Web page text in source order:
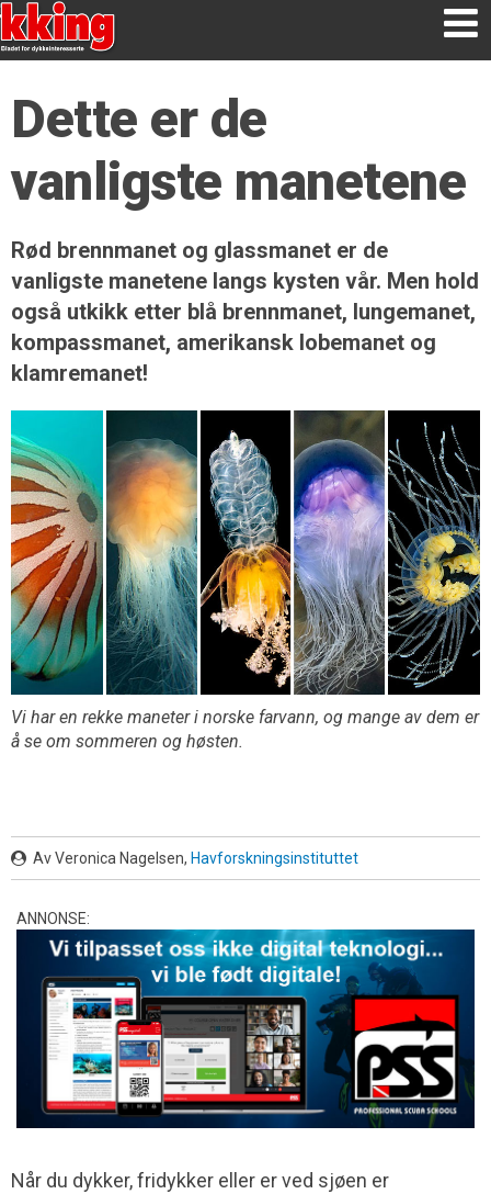
Dette er de
vanligste manetene
Rød brennmanet og glassmanet er de
vanligste manetene langs kysten vår. Men hold
også utkikk etter blå brennmanet, lungemanet,
kompassmanet, amerikansk lobemanet og
klamremanet!
Vi har en rekke maneter i norske farvann, og mange av dem er
å se om sommeren og høsten.
Av Veronica Nagelsen, Havforskningsinstituttet
ANNONSE:
Når du dykker, fridykker eller er ved sjøen er